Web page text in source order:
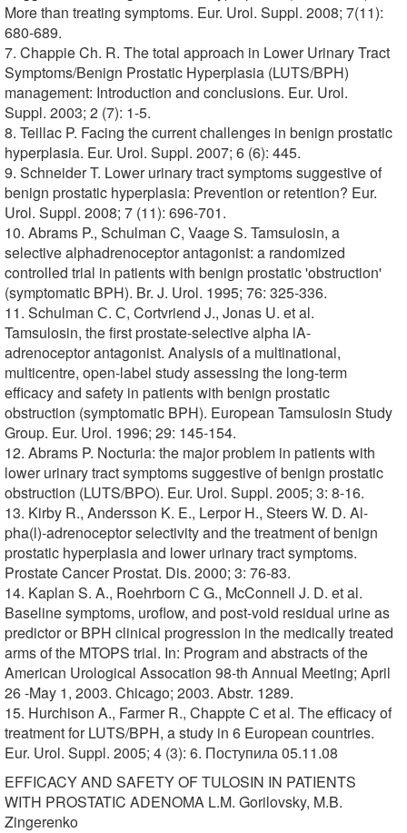
More than treating symptoms. Eur. Urol. Suppl. 2008; 7(11):
680-689.
7. Chappie Ch. R. The total approach in Lower Urinary Tract
Symptoms/Benign Prostatic Hyperplasia (LUTS/BPH)
management: Introduction and conclusions. Eur. Urol.
Suppl. 2003; 2 (7): 1-5.
8. Teillac P. Facing the current challenges in benign prostatic
hyperplasia. Eur. Urol. Suppl. 2007; 6 (6): 445.
9. Schneider T. Lower urinary tract symptoms suggestive of
benign prostatic hyperplasia: Prevention or retention? Eur.
Urol. Suppl. 2008; 7 (11): 696-701.
10. Abrams P., Schulman C, Vaage S. Tamsulosin, a
selective alphadrenoceptor antagonist: a randomized
controlled trial in patients with benign prostatic 'obstruction'
(symptomatic BPH). Br. J. Urol. 1995; 76: 325-336.
11. Schulman С. С, Cortvriend J., Jonas U. et al.
Tamsulosin, the first prostate-selective alpha lA-
adrenoceptor antagonist. Analysis of a multinational,
multicentre, open-label study assessing the long-term
efficacy and safety in patients with benign prostatic
obstruction (symptomatic BPH). European Tamsulosin Study
Group. Eur. Urol. 1996; 29: 145-154.
12. Abrams P. Nocturia: the major problem in patients with
lower urinary tract symptoms suggestive of benign prostatic
obstruction (LUTS/BPO). Eur. Urol. Suppl. 2005; 3: 8-16.
13. Kirby R., Andersson K. E., Lerpor H., Steers W. D. Al-
pha(l)-adrenoceptor selectivity and the treatment of benign
prostatic hyperplasia and lower urinary tract symptoms.
Prostate Cancer Prostat. Dis. 2000; 3: 76-83.
14. Kaplan S. A., Roehrborn С G., McConnell J. D. et al.
Baseline symptoms, uroflow, and post-void residual urine as
predictor or BPH clinical progression in the medically treated
arms of the MTOPS trial. In: Program and abstracts of the
American Urological Assocation 98-th Annual Meeting; April
26 -May 1, 2003. Chicago; 2003. Abstr. 1289.
15. Hurchison A., Farmer R., Chappte С et al. The efficacy of
treatment for LUTS/BPH, a study in 6 European countries.
Eur. Urol. Suppl. 2005; 4 (3): 6. Поступила 05.11.08
EFFICACY AND SAFETY OF TULOSIN IN PATIENTS
WITH PROSTATIC ADENOMA L.M. Gorilovsky, M.B.
Zingerenko